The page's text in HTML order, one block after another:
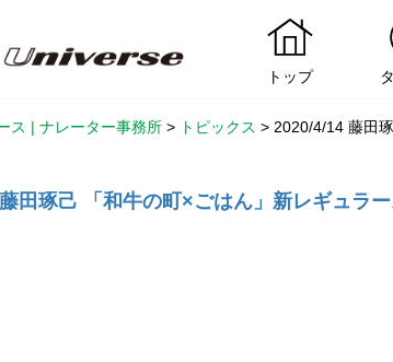
トップ
ス | ナレーター事務所 > トピックス > 2020/4/14 藤田
田琢己 「和牛の町×ごはん」新レギュラー